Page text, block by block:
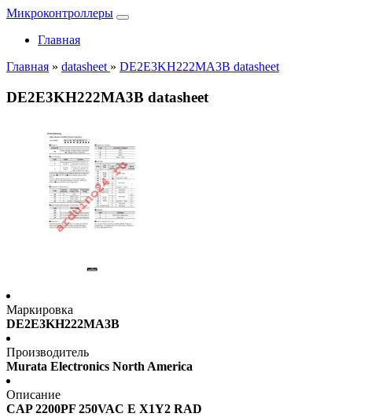
Микроконтроллеры
Главная
Главная » datasheet » DE2E3KH222MA3B datasheet
DE2E3KH222MA3B datasheet
Маркировка
DE2E3KH222MA3B
Производитель
Murata Electronics North America
Описание
CAP 2200PF 250VAC E X1Y2 RAD